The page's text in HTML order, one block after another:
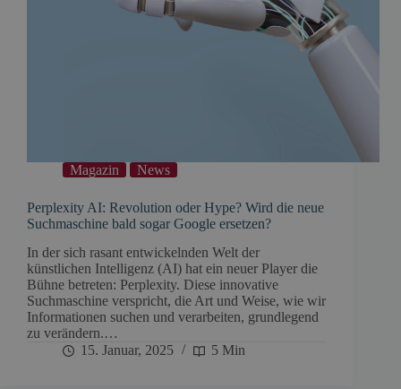
Magazin News
Perplexity AI: Revolution oder Hype? Wird die neue
Suchmaschine bald sogar Google ersetzen?
In der sich rasant entwickelnden Welt der
künstlichen Intelligenz (AI) hat ein neuer Player die
Bühne betreten: Perplexity. Diese innovative
Suchmaschine verspricht, die Art und Weise, wie wir
Informationen suchen und verarbeiten, grundlegend
zu verändern.…
15. Januar, 2025
5 Min